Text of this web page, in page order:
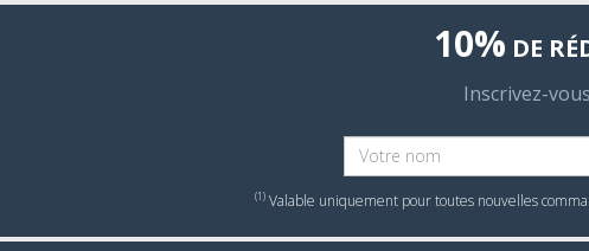
10% DE
Inscrivez-
(1)Valable uniquement pour toutes nouvelles